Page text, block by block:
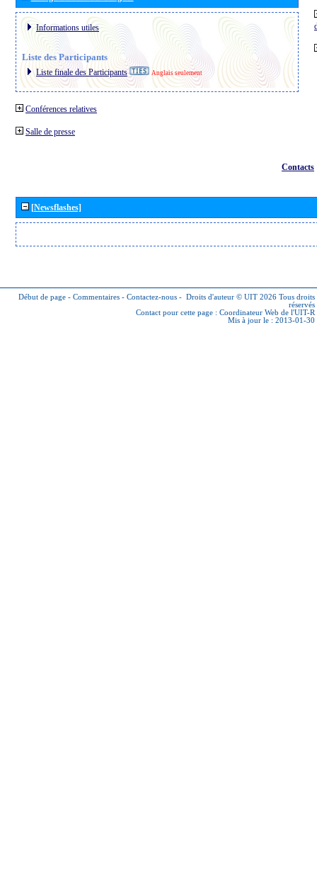
Informations utiles
Liste des Participants
Liste finale des Participants Anglais seulement
Conférences relatives
Salle de presse
Contacts
[Newsflashes]
Début de page - Commentaires - Contactez-nous - Droits d'auteur © UIT 2026 Tous droits
réservés
Contact pour cette page : Coordinateur Web de l'UIT-R
Mis à jour le : 2013-01-30